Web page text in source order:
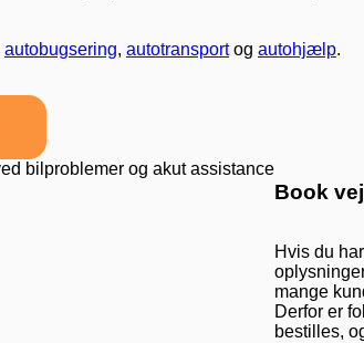
autobugsering, autotransportog autohjælp.
Book
Hvis du
mange
Derfor er
bestilles,